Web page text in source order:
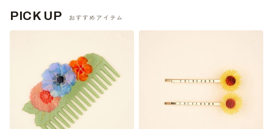
PICK UP おすすめアイテム